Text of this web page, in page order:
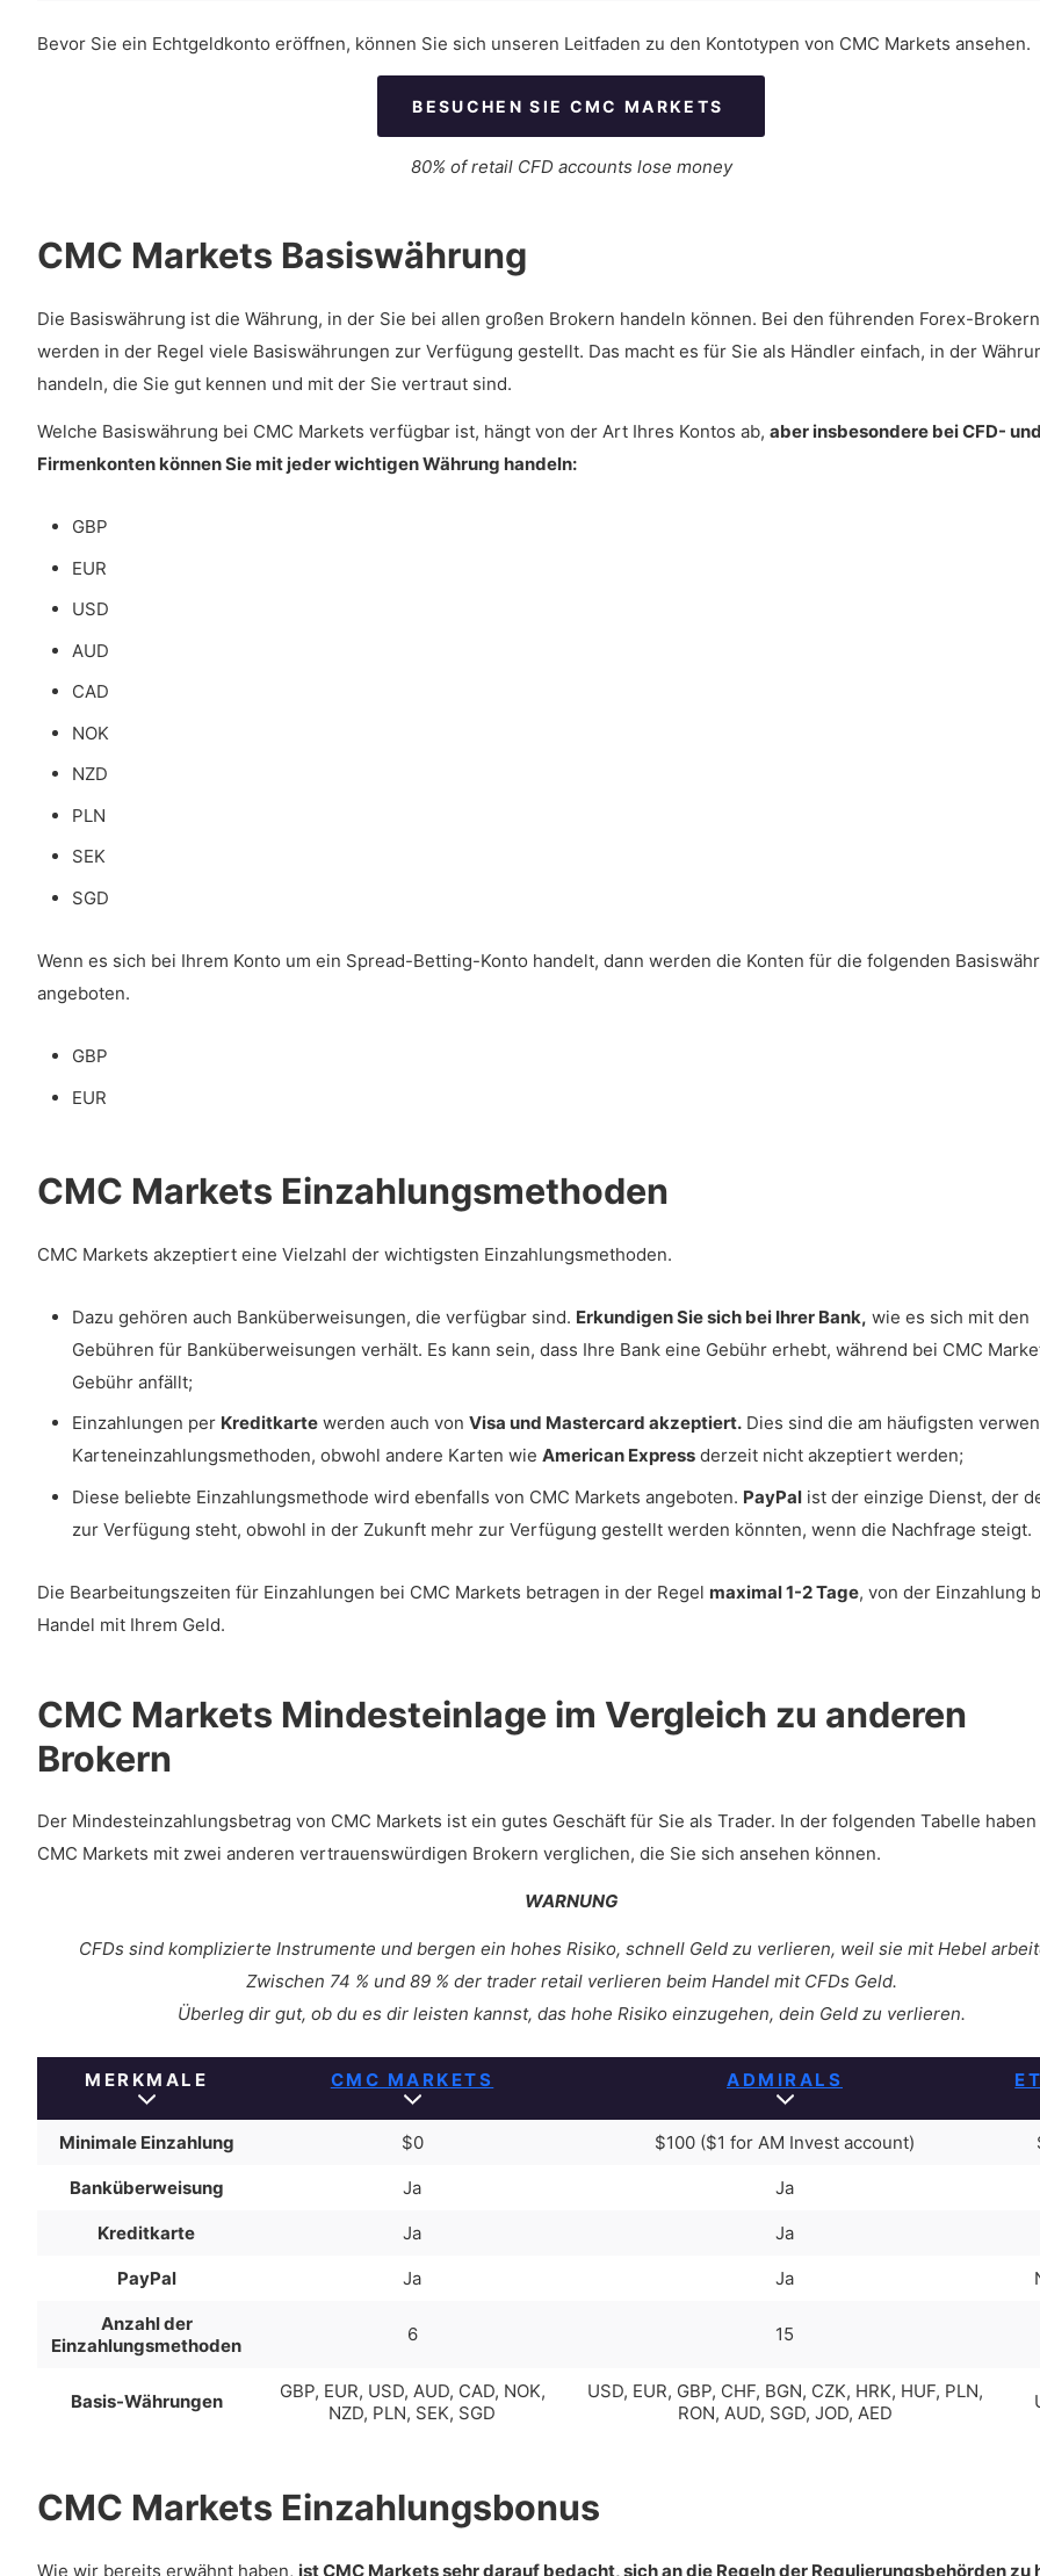
Bevor Sie ein Echtgeldkonto eröffnen, können Sie sich unseren Leitfaden zu den Kontotypen von CMC Markets ansehen.
BESUCHEN SIE CMC MARKETS
80% of retail CFD accounts lose money
CMC Markets Basiswährung
Die Basiswährung ist die Währung, in der Sie bei allen großen Brokern handeln können. Bei den führenden Forex-Brokern
werden in der Regel viele Basiswährungen zur Verfügung gestellt. Das macht es für Sie als Händler einfach, in der
handeln, die Sie gut kennen und mit der Sie vertraut sind.
Welche Basiswährung bei CMC Markets verfügbar ist, hängt von der Art Ihres Kontos ab, aber insbesondere bei CFD- und
Firmenkonten können Sie mit jeder wichtigen Währung handeln:
GBP
EUR
USD
AUD
CAD
NOK
NZD
PLN
SEK
SGD
Wenn es sich bei Ihrem Konto um ein Spread-Betting-Konto handelt, dann werden die Konten für die folgenden
angeboten.
GBP
EUR
CMC Markets Einzahlungsmethoden
CMC Markets akzeptiert eine Vielzahl der wichtigsten Einzahlungsmethoden.
Dazu gehören auch Banküberweisungen, die verfügbar sind. Erkundigen Sie sich bei Ihrer Bank, wie es sich mit den
Gebühren für Banküberweisungen verhält. Es kann sein, dass Ihre Bank eine Gebühr erhebt, während bei CMC
Gebühr anfällt;
Einzahlungen per Kreditkarte werden auch von Visa und Mastercard akzeptiert. Dies sind die am häufigsten
Karteneinzahlungsmethoden, obwohl andere Karten wie American Express derzeit nicht akzeptiert werden;
Diese beliebte Einzahlungsmethode wird ebenfalls von CMC Markets angeboten. PayPal ist der einzige Dienst, der
zur Verfügung steht, obwohl in der Zukunft mehr zur Verfügung gestellt werden könnten, wenn die Nachfrage steigt.
Die Bearbeitungszeiten für Einzahlungen bei CMC Markets betragen in der Regel maximal 1-2 Tage, von der Einzahlung
Handel mit Ihrem Geld.
CMC Markets Mindesteinlage im Vergleich zu anderen
Brokern
Der Mindesteinzahlungsbetrag von CMC Markets ist ein gutes Geschäft für Sie als Trader. In der folgenden Tabelle
CMC Markets mit zwei anderen vertrauenswürdigen Brokern verglichen, die Sie sich ansehen können.
WARNUNG
CFDs sind komplizierte Instrumente und bergen ein hohes Risiko, schnell Geld zu verlieren, weil sie mit Hebel
Zwischen 74 % und 89 % der trader retail verlieren beim Handel mit CFDs Geld.
Überleg dir gut, ob du es dir leisten kannst, das hohe Risiko einzugehen, dein Geld zu verlieren.
MERKMALE CMC MARKETS ADMIRALS
Minimale Einzahlung $0 $100 ($1 for AM Invest account)
Banküberweisung Ja Ja
Kreditkarte Ja Ja
PayPal Ja Ja
Anzahl der
Einzahlungsmethoden
6 15
Basis-Währungen
GBP, EUR, USD, AUD, CAD, NOK,
NZD, PLN, SEK, SGD
USD, EUR, GBP, CHF, BGN, CZK, HRK, HUF, PLN,
RON, AUD, SGD, JOD, AED
CMC Markets Einzahlungsbonus
Wie wir bereits erwähnt haben, ist CMC Markets sehr darauf bedacht, sich an die Regeln der Regulierungsbehörden zu